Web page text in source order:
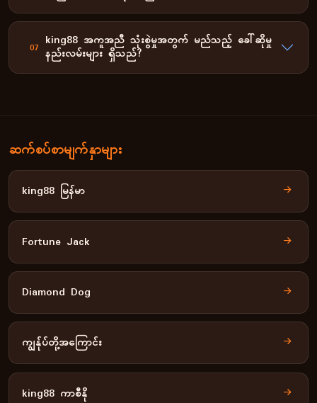
07 king88 အကူအညီ သုံးစွဲမှုအတွက် မည်သည့် ခေါ်ဆိုမှု
နည်းလမ်းများ ရှိသည်?
ဆက်စပ်စာမျက်နှာများ
king88 မြန်မာ
Fortune Jack
Diamond Dog
ကျွန်ုပ်တို့အကြောင်း
king88 ကာစီနို